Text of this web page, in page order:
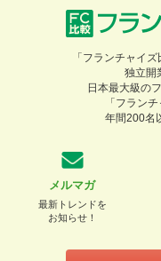
「フランチャイ
独立開
日本最大級の
「フラン
年間200名
メルマガ
最新トレンドを
お知らせ！